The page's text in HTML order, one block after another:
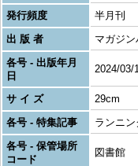
発行頻度
半月刊
出 版 者
マガジン
各号 - 出版年月
日
2024/03/
サ イ ズ
29cm
各号 - 特集記事
ランニン
各号 - 保管場所
コード
図書館